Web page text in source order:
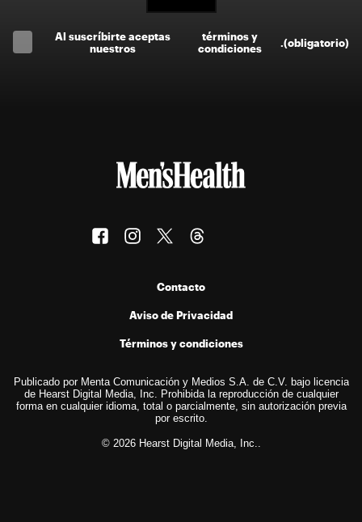
Al suscríbirte aceptas
nuestros
términos y
condiciones
(obligatorio)
Contacto
Aviso de Privacidad
Términos y condiciones
Publicado por Menta Comunicación y Medios S.A. de C.V. bajo licencia
de Hearst Digital Media, Inc. Prohibida la reproducción de cualquier
forma en cualquier idioma, total o parcialmente, sin autorización previa
por escrito.
© 2026 Hearst Digital Media, Inc..